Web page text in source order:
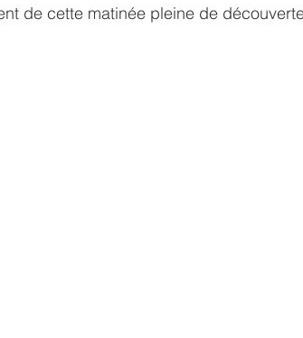
de cette matinée pleine de